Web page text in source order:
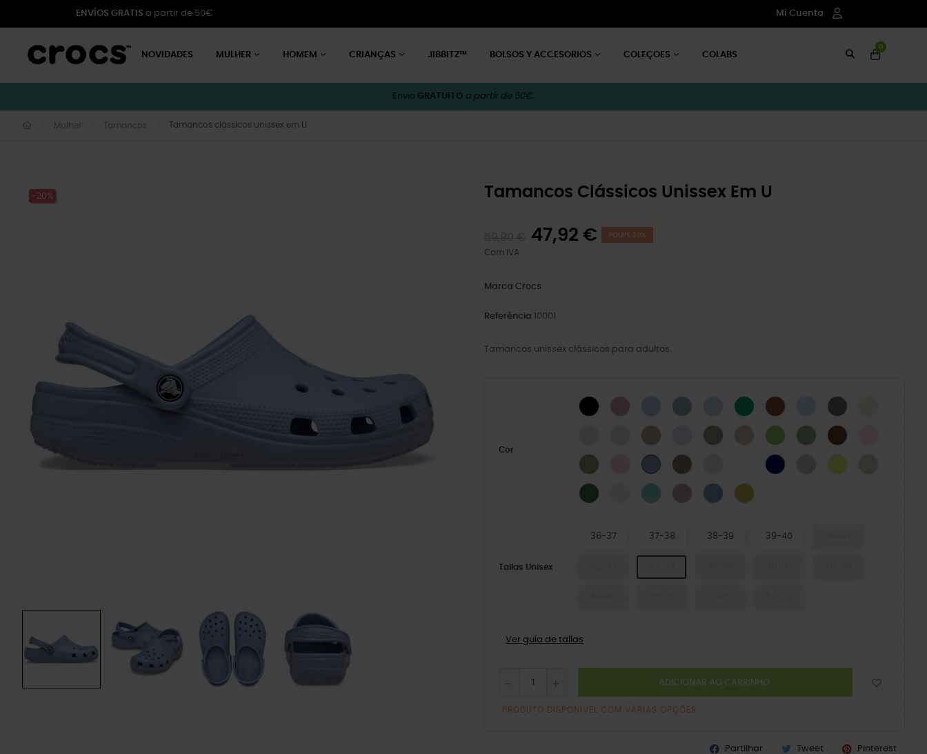
ENVÍOS GRATIS a partir de 50€ Mi Cuenta
NOVIDADES MULHER HOMEM CRIANÇAS JIBBITZ™ BOLSOS Y ACCESORIOS COLEÇOES COLABS
0
Envio GRATUITO a partir de 50€.
Mulher Tamancos Tamancos clássicos unissex em U
-20% Tamancos Clássicos Unissex Em U
47,92 € POUPE 20%
Com IVA
Marca Crocs
Referência 10001
Tamancos unissex clássicos para adultos.
Cor
BLACK HydrangeaMystic Purple Blue CalciteGreen IvyCognac Blue FrostCinza Ardósia
Atmosphere Dreamscape
ElephantQuartzKiwi Moss-XCoffee
Exército Verde
Powder PinkBlue HazeTaupe WHITE NAVY SHITAKEAcidity
Field GreenGrape IceRetro Dusty LilacAstro BlueMeadow
Tallas Unisex
36-37 37-38 38-39 39-40
Ver guía de tallas
ADICIONAR AO CARRINHO
PRODUTO DISPONÍVEL COM VÁRIAS OPÇÕES
Partilhar Tweet Pinterest